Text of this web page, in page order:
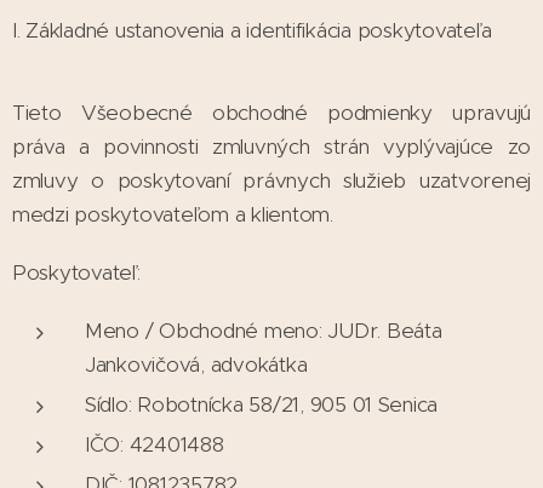
I. Základné ustanovenia a identifikácia poskytovateľa
Tieto Všeobecné obchodné podmienky upravujú
práva a povinnosti zmluvných strán vyplývajúce zo
zmluvy o poskytovaní právnych služieb uzatvorenej
medzi poskytovateľom a klientom.
Poskytovateľ:
Meno / Obchodné meno: JUDr. Beáta
Jankovičová, advokátka
Sídlo: Robotnícka 58/21, 905 01 Senica
IČO: 42401488